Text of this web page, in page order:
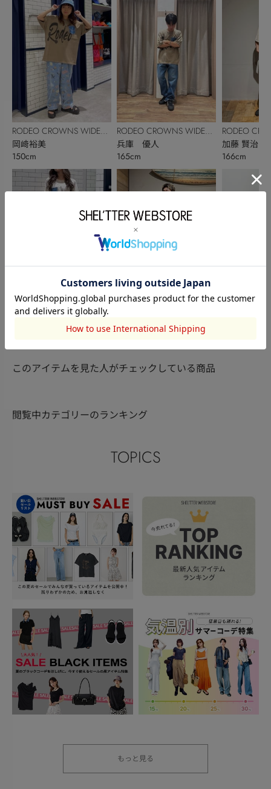
RODEO CROWNS WIDE
BOWL
岡﨑裕美
150cm
RODEO CROWNS WIDE
RODEO CROWNS WIDE
BOWL
兵庫 優人
165cm
BOWL
加藤 賢治
166cm
RODEO
BOWL
加藤 賢治
166cm
このアイテムを見た人がチェックしている商品
閲覧中カテゴリーのランキング
TOPICS
もっと見る